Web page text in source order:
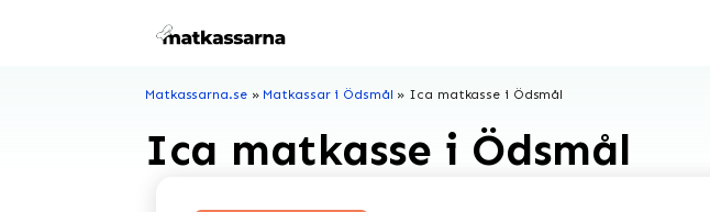
Matkassarna.se» Matkassar i Ödsmål » Ica matkasse i Ödsmål
Ica matkasse i Ödsmål